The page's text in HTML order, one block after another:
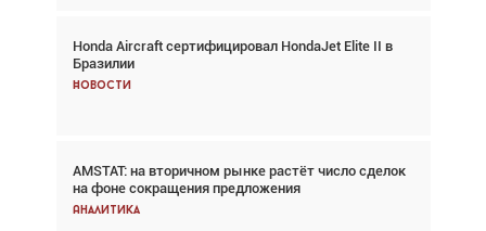
Honda Aircraft сертифицировал HondaJet Elite II в
Бразилии
Новости
AMSTAT: на вторичном рынке растёт число сделок
на фоне сокращения предложения
Аналитика
Авиационный фотограф Дэйв Кох: «Фотография
говорит сама за себя... а ИИ всё портит»
Новости
Проблемы с цепочками поставок сохраняются
Аналитика